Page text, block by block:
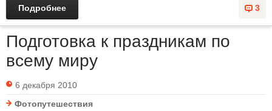
3
Подробнее
Подготовка к праздникам по
всему миру
6 декабря 2010
Фотопутешествия